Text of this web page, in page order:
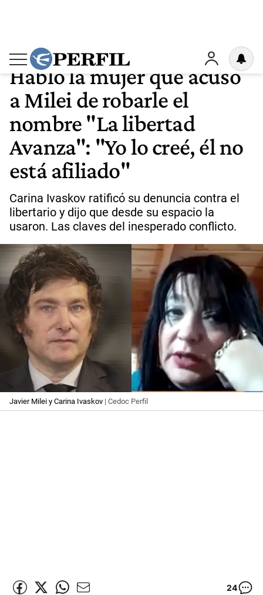
24
Habló la mujer que acusó
a Milei de robarle el
nombre "La libertad
Avanza": "Yo lo creé, él no
está afiliado"
libertario y dijo que desde su espacio la
usaron. Las claves del inesperado conflicto.
Javier Milei y Carina Ivaskov | Cedoc Perfil